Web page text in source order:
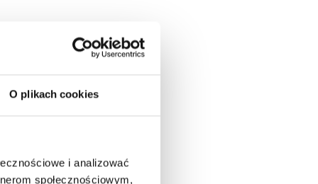
O plikach cookies
i analizować
społecznościowym,